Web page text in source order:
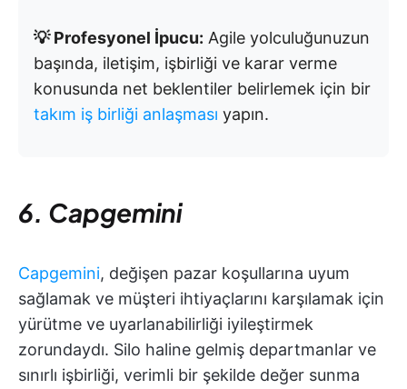
💡 Profesyonel İpucu: Agile yolculuğunuzun
başında, iletişim, işbirliği ve karar verme
konusunda net beklentiler belirlemek için bir
takım iş birliği anlaşması yapın.
6. Capgemini
Capgemini, değişen pazar koşullarına uyum
sağlamak ve müşteri ihtiyaçlarını karşılamak için
yürütme ve uyarlanabilirliği iyileştirmek
zorundaydı. Silo haline gelmiş departmanlar ve
sınırlı işbirliği, verimli bir şekilde değer sunma